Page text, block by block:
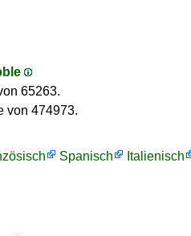
65263.
von 474973.
Spanisch Italienisch